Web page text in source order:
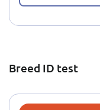
Breed ID test